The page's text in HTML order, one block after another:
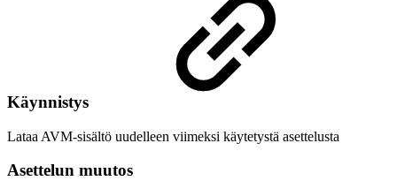
Käynnistys
Lataa AVM-sisältö uudelleen viimeksi käytetystä asettelusta
Asettelun muutos